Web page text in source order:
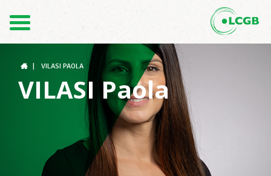
FR
DE
Der LCGB
Gewerkschaftsstrukturen
VILASI PAOLA
VILASI Paola